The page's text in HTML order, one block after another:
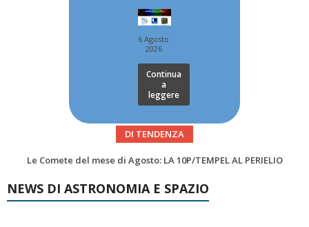
6 Agosto
2026
Continua
a
leggere
DI TENDENZA
Asteroidi del mese Agosto 2026
NEWS DI ASTRONOMIA E SPAZIO